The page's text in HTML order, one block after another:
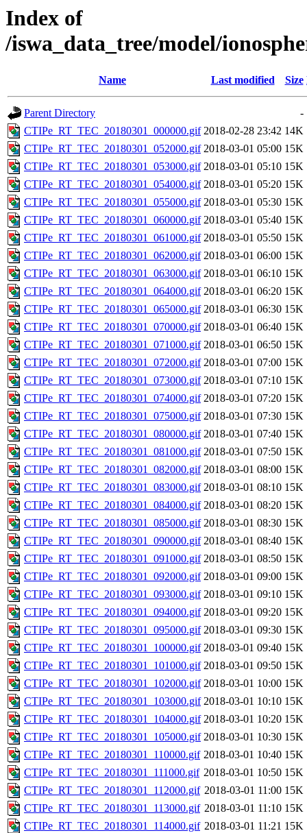
Index of
/iswa_data_tree/model/
Name Last modified Size
Parent Directory
-
CTIPe_RT_TEC_20180301_000000.gif 2018-02-28 23:42 14K
CTIPe_RT_TEC_20180301_052000.gif 2018-03-01 05:00 15K
CTIPe_RT_TEC_20180301_053000.gif 2018-03-01 05:10 15K
CTIPe_RT_TEC_20180301_054000.gif 2018-03-01 05:20 15K
CTIPe_RT_TEC_20180301_055000.gif 2018-03-01 05:30 15K
CTIPe_RT_TEC_20180301_060000.gif 2018-03-01 05:40 15K
CTIPe_RT_TEC_20180301_061000.gif 2018-03-01 05:50 15K
CTIPe_RT_TEC_20180301_062000.gif 2018-03-01 06:00 15K
CTIPe_RT_TEC_20180301_063000.gif 2018-03-01 06:10 15K
CTIPe_RT_TEC_20180301_064000.gif 2018-03-01 06:20 15K
CTIPe_RT_TEC_20180301_065000.gif 2018-03-01 06:30 15K
CTIPe_RT_TEC_20180301_070000.gif 2018-03-01 06:40 15K
CTIPe_RT_TEC_20180301_071000.gif 2018-03-01 06:50 15K
CTIPe_RT_TEC_20180301_072000.gif 2018-03-01 07:00 15K
CTIPe_RT_TEC_20180301_073000.gif 2018-03-01 07:10 15K
CTIPe_RT_TEC_20180301_074000.gif 2018-03-01 07:20 15K
CTIPe_RT_TEC_20180301_075000.gif 2018-03-01 07:30 15K
CTIPe_RT_TEC_20180301_080000.gif 2018-03-01 07:40 15K
CTIPe_RT_TEC_20180301_081000.gif 2018-03-01 07:50 15K
CTIPe_RT_TEC_20180301_082000.gif 2018-03-01 08:00 15K
CTIPe_RT_TEC_20180301_083000.gif 2018-03-01 08:10 15K
CTIPe_RT_TEC_20180301_084000.gif 2018-03-01 08:20 15K
CTIPe_RT_TEC_20180301_085000.gif 2018-03-01 08:30 15K
CTIPe_RT_TEC_20180301_090000.gif 2018-03-01 08:40 15K
CTIPe_RT_TEC_20180301_091000.gif 2018-03-01 08:50 15K
CTIPe_RT_TEC_20180301_092000.gif 2018-03-01 09:00 15K
CTIPe_RT_TEC_20180301_093000.gif 2018-03-01 09:10 15K
CTIPe_RT_TEC_20180301_094000.gif 2018-03-01 09:20 15K
CTIPe_RT_TEC_20180301_095000.gif 2018-03-01 09:30 15K
CTIPe_RT_TEC_20180301_100000.gif 2018-03-01 09:40 15K
CTIPe_RT_TEC_20180301_101000.gif 2018-03-01 09:50 15K
CTIPe_RT_TEC_20180301_102000.gif 2018-03-01 10:00 15K
CTIPe_RT_TEC_20180301_103000.gif 2018-03-01 10:10 15K
CTIPe_RT_TEC_20180301_104000.gif 2018-03-01 10:20 15K
CTIPe_RT_TEC_20180301_105000.gif 2018-03-01 10:30 15K
CTIPe_RT_TEC_20180301_110000.gif 2018-03-01 10:40 15K
CTIPe_RT_TEC_20180301_111000.gif 2018-03-01 10:50 15K
CTIPe_RT_TEC_20180301_112000.gif 2018-03-01 11:00 15K
CTIPe_RT_TEC_20180301_113000.gif 2018-03-01 11:10 15K
CTIPe_RT_TEC_20180301_114000.gif 2018-03-01 11:21 15K